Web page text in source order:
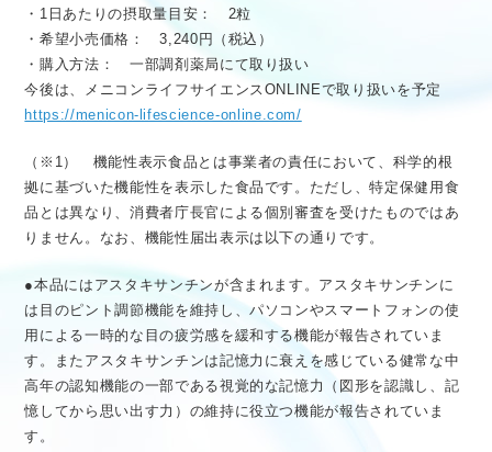
・1日あたりの摂取量目安： 2粒
・希望小売価格： 3,240円（税込）
・購入方法： 一部調剤薬局にて取り扱い
今後は、メニコンライフサイエンスONLINEで取り扱いを予定
https://menicon-lifescience-online.com/
（※1） 機能性表示食品とは事業者の責任において、科学的根
拠に基づいた機能性を表示した食品です。ただし、特定保健用食
品とは異なり、消費者庁長官による個別審査を受けたものではあ
りません。なお、機能性届出表示は以下の通りです。
●本品にはアスタキサンチンが含まれます。アスタキサンチンに
は目のピント調節機能を維持し、パソコンやスマートフォンの使
用による一時的な目の疲労感を緩和する機能が報告されていま
す。またアスタキサンチンは記憶力に衰えを感じている健常な中
高年の認知機能の一部である視覚的な記憶力（図形を認識し、記
憶してから思い出す力）の維持に役立つ機能が報告されていま
す。